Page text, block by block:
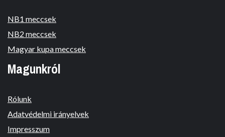
NB1 meccsek
NB2 meccsek
Magyar kupa meccsek
Magunkról
Rólunk
Adatvédelmi irányelvek
Impresszum